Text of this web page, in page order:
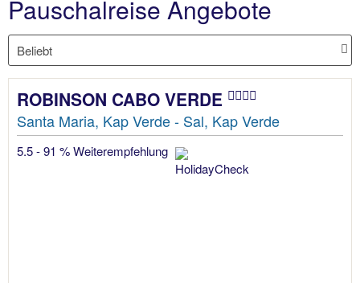
Pauschalreise Angebote
ROBINSON CABO VERDE
Santa Maria, Kap Verde - Sal, Kap Verde
5.5 - 91 % Weiterempfehlung